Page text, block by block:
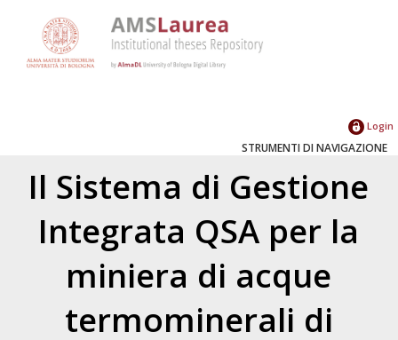
Login
STRUMENTI DI NAVIGAZIONE
Il Sistema di Gestione
Integrata QSA per la
miniera di acque
termominerali di